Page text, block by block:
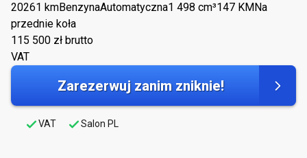
20261 kmBenzynaAutomatyczna1 498 cm³147 KM Na
przednie koła
115 500 zł brutto
VAT
Zarezerwuj zanim zniknie!
VAT Salon PL